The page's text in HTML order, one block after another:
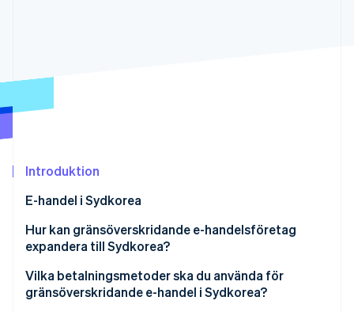
Introduktion
E-handel i Sydkorea
Hur skiljer sig e-handeln i Sydkorea från Japan?
Funktionerna i e-handel i Sydkorea
Stora e-handelsplatser i Sydkorea
Hur kan gränsöverskridande e-handelsföretag
expandera till Sydkorea?
Skapa en egen webbplats för e-handel och lansera
den i Sydkorea
Vilka betalningsmetoder ska du använda för
gränsöverskridande e-handel i Sydkorea?